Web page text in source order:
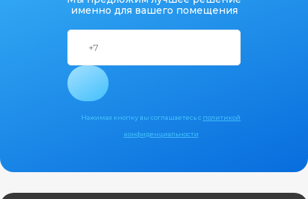
именно для вашего помещения
Нажимая кнопку вы соглашаетесь с политикой
конфиденциальности